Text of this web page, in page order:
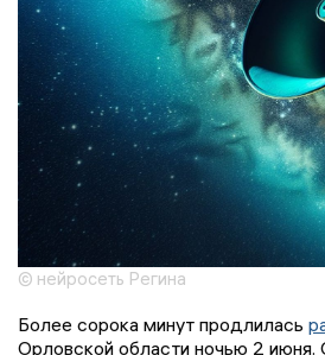
© нейросеть Регина
Более сорока минут продлилась
Орловской области ночью 2 июня.